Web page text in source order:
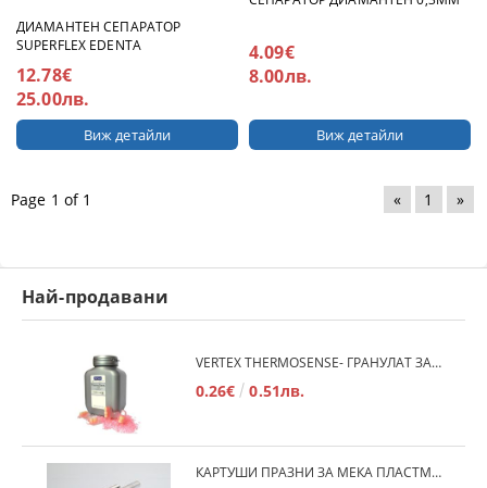
ДИАМАНТЕН СЕПАРАТОР
SUPERFLEX EDENTA
12.78€
25.00лв.
Виж детайли
4.09€
8.00лв.
Виж детайли
Page 1 of 1 « 1 »
Най-продавани
VERTEX THERMOSENSE- ГРАНУЛАТ ЗА МЕКИ ПРОТЕЗИ
0.26€ 0.51лв.
КАРТУШИ ПРАЗНИ ЗА МЕКА ПЛАСТМАСА